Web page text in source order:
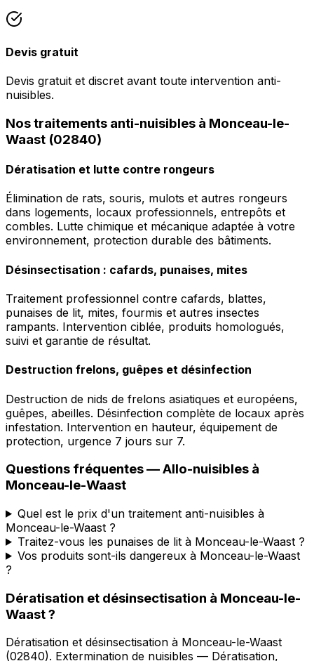
Devis gratuit
Devis gratuit et discret avant toute intervention anti-
nuisibles.
Nos traitements anti-nuisibles à Monceau-le-
Waast (02840)
Dératisation et lutte contre rongeurs
Élimination de rats, souris, mulots et autres rongeurs
dans logements, locaux professionnels, entrepôts et
combles. Lutte chimique et mécanique adaptée à votre
environnement, protection durable des bâtiments.
Désinsectisation : cafards, punaises, mites
Traitement professionnel contre cafards, blattes,
punaises de lit, mites, fourmis et autres insectes
rampants. Intervention ciblée, produits homologués,
suivi et garantie de résultat.
Destruction frelons, guêpes et désinfection
Destruction de nids de frelons asiatiques et européens,
guêpes, abeilles. Désinfection complète de locaux après
infestation. Intervention en hauteur, équipement de
protection, urgence 7 jours sur 7.
Questions fréquentes —Allo-nuisibles à
Monceau-le-Waast
Quel est le prix d'un traitement anti-nuisibles à
Monceau-le-Waast ?
Traitez-vous les punaises de lit à Monceau-le-Waast ?
Vos produits sont-ils dangereux à Monceau-le-Waast
?
Dératisation et désinsectisation à Monceau-le-
Waast?
Dératisation et désinsectisation à Monceau-le-Waast
(02840). Extermination de nuisibles — Dératisation,